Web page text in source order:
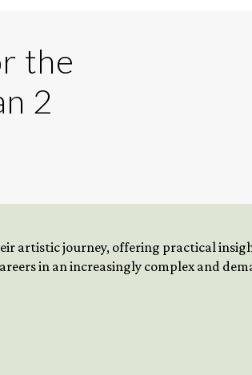
the
2
artistic journey, offering practical
in an increasingly complex and